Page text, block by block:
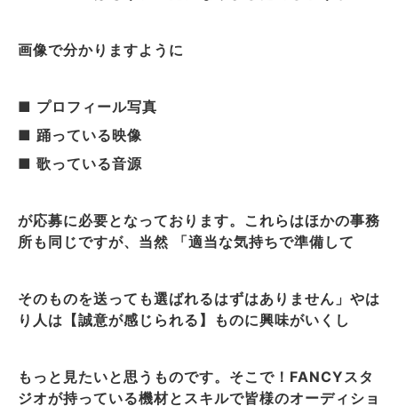
画像で分かりますように
■ プロフィール写真
■ 踊っている映像
■ 歌っている音源
が応募に必要となっております。これらはほかの事務
所も同じですが、当然 「適当な気持ちで準備して
そのものを送っても選ばれるはずはありません」やは
り人は【誠意が感じられる】ものに興味がいくし
もっと見たいと思うものです。そこで！FANCYスタ
ジオが持っている機材とスキルで皆様のオーディショ